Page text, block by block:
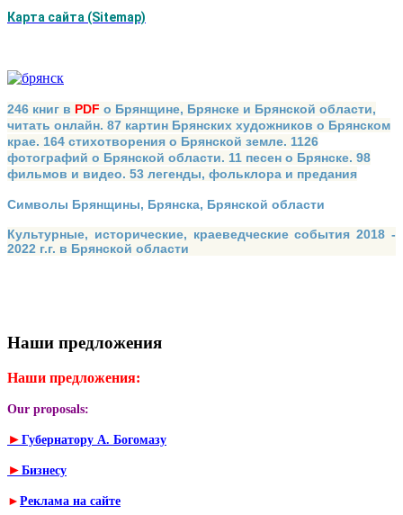
Карта сайта (Sitemap)
246 книг в PDF о Брянщине, Брянске и Брянской области,
читать онлайн. 87 картин Брянских художников о Брянском
крае. 164 стихотворения о Брянской земле. 1126
фотографий о Брянской области. 11 песен о Брянске. 98
фильмов и видео. 53 легенды, фольклора и предания
Символы Брянщины, Брянска, Брянской области
Культурные, исторические, краеведческие события 2018 -
2022 г.г. в Брянской области
Наши предложения
Наши предложения:
Our proposals:
► Губернатору А. Богомазу
► Бизнесу
► Реклама на сайте